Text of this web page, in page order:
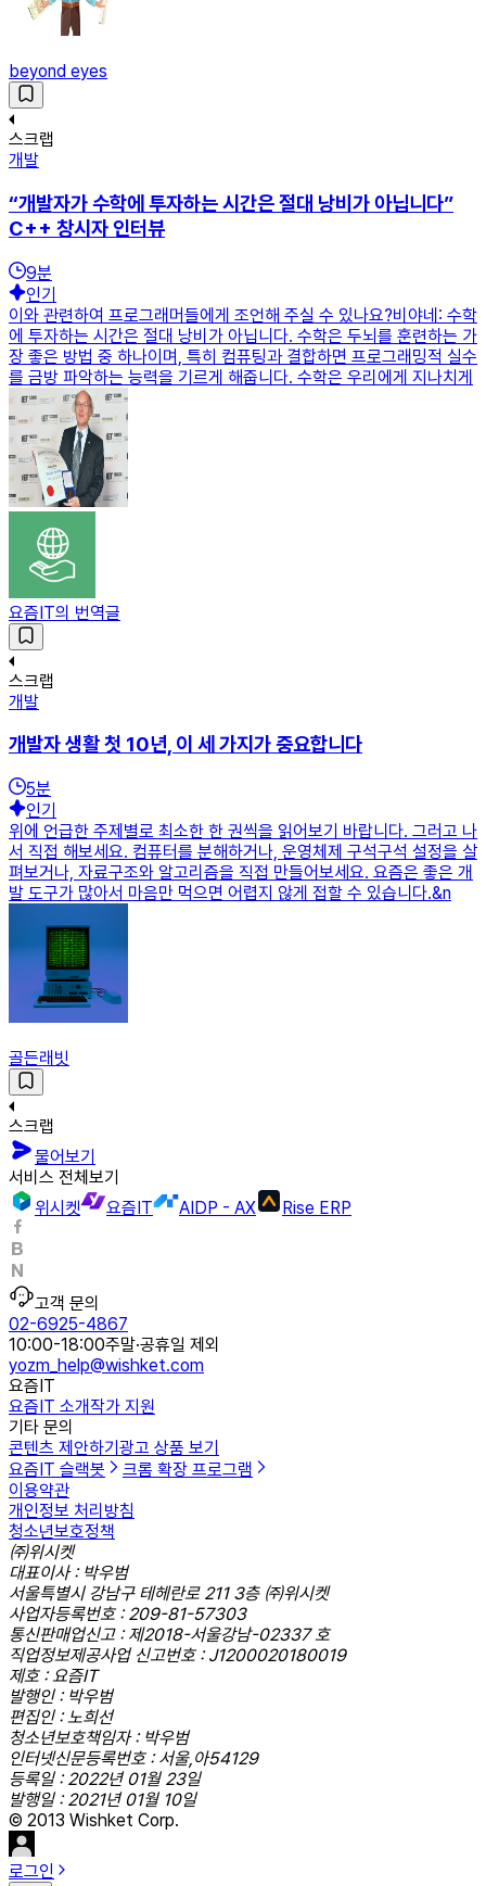
beyond eyes
스크랩
개발
“개발자가 수학에 투자하는 시간은 절대 낭비가 아닙니다”
C++ 창시자 인터뷰
9분
인기
이와 관련하여 프로그래머들에게 조언해 주실 수 있나요?비야네: 수학
에 투자하는 시간은 절대 낭비가 아닙니다. 수학은 두뇌를 훈련하는 가
장 좋은 방법 중 하나이며, 특히 컴퓨팅과 결합하면 프로그래밍적 실수
를 금방 파악하는 능력을 기르게 해줍니다. 수학은 우리에게 지나치게
요즘IT의 번역글
스크랩
개발
개발자 생활 첫 10년, 이 세 가지가 중요합니다
5분
인기
위에 언급한 주제별로 최소한 한 권씩을 읽어보기 바랍니다. 그러고 나
서 직접 해보세요. 컴퓨터를 분해하거나, 운영체제 구석구석 설정을 살
펴보거나, 자료구조와 알고리즘을 직접 만들어보세요. 요즘은 좋은 개
발 도구가 많아서 마음만 먹으면 어렵지 않게 접할 수 있습니다.&n
골든래빗
스크랩
물어보기
서비스 전체보기
위시켓
요즘IT AIDP - AX Rise ERP
고객 문의
02-6925-4867
10:00-18:00주말·공휴일 제외
yozm_help@wishket.com
요즘IT
요즘IT 소개작가 지원
기타 문의
콘텐츠 제안하기 광고 상품 보기
요즘IT 슬랙봇
크롬 확장 프로그램
이용약관
개인정보 처리방침
청소년보호정책
㈜위시켓
대표이사 : 박우범
서울특별시 강남구 테헤란로 211 3층 ㈜위시켓
사업자등록번호 : 209-81-57303
통신판매업신고 : 제2018-서울강남-02337 호
직업정보제공사업 신고번호 : J1200020180019
제호 : 요즘IT
발행인 : 박우범
편집인 : 노희선
청소년보호책임자 : 박우범
인터넷신문등록번호 : 서울,아54129
등록일 : 2022년 01월 23일
발행일 : 2021년 01월 10일
© 2013 Wishket Corp.
로그인